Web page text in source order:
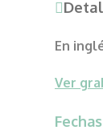
En
Ver